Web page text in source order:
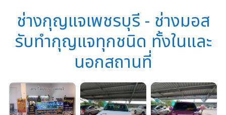
ช่างกุญแจเพชรบุรี - ช่างมอส
รับทำกุญแจทุกชนิด ทั้งในและ
นอกสถานที่